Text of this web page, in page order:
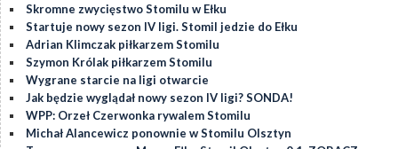
Skromne zwycięstwo Stomilu w Ełku
Startuje nowy sezon IV ligi. Stomil jedzie do Ełku
Adrian Klimczak piłkarzem Stomilu
Szymon Królak piłkarzem Stomilu
Wygrane starcie na ligi otwarcie
Jak będzie wyglądał nowy sezon IV ligi? SONDA!
WPP: Orzeł Czerwonka rywalem Stomilu
Michał Alancewicz ponownie w Stomilu Olsztyn